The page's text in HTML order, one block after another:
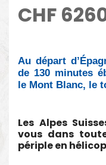
CHF
Au départ
de 130 minutes
le Mont Blanc, le
Les Alpes
vous dans
périple en